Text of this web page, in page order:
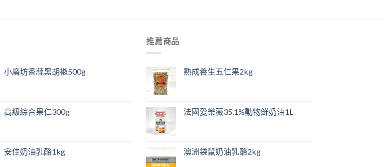
小磨坊香蒜黑胡椒500g
高級綜合果仁300g
安佳奶油乳酪1kg
推薦商品
熟成養生五仁果2kg
法國愛樂薇35.1%動物鮮奶油1L
澳洲袋鼠奶油乳酪2kg